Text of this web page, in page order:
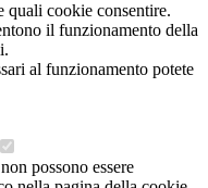
quali cookie consentire.
il funzionamento della
al funzionamento potete
possono essere